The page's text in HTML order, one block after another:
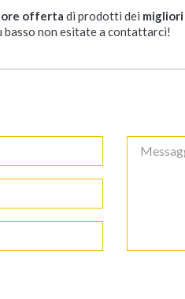
offerta di prodotti dei migliori
basso non esitate a contattarci!